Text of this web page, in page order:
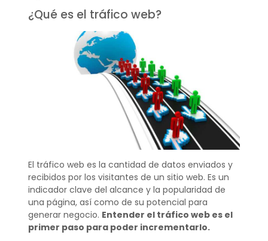
¿Qué es el tráfico web?
El tráfico web es la cantidad de datos enviados y
recibidos por los visitantes de un sitio web. Es un
indicador clave del alcance y la popularidad de
una página, así como de su potencial para
generar negocio. Entender el tráfico web es el
primer paso para poder incrementarlo.